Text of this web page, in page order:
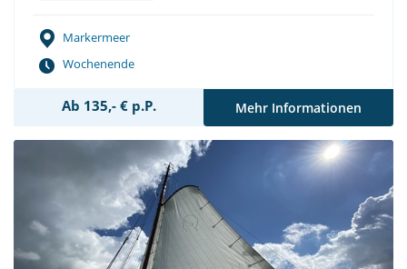
Markermeer
Wochenende
Ab 135,- € p.P. Mehr Informationen